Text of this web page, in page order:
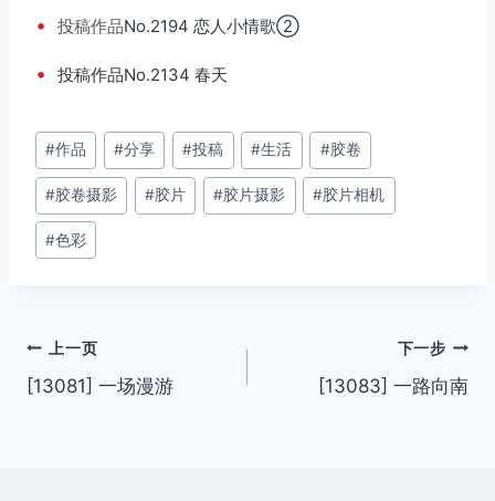
• 投稿作品No.2194 恋人小情歌②
• 投稿作品No.2134 春天
文
章
标
签：
#作品 #分享 #投稿 #生活 #胶卷
#胶卷摄影 #胶片 #胶片摄影 #胶片相机
#色彩
文
章
上一页
[13081] 一场漫游
下一步
[13083] 一路向南